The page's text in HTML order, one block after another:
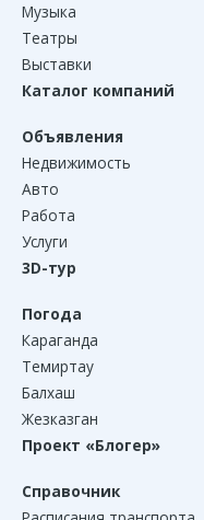
Музыка
Театры
Выставки
Каталог компаний
Объявления
Недвижимость
Авто
Работа
Услуги
3D-тур
Погода
Караганда
Темиртау
Балхаш
Жезказган
Проект «Блогер»
Справочник